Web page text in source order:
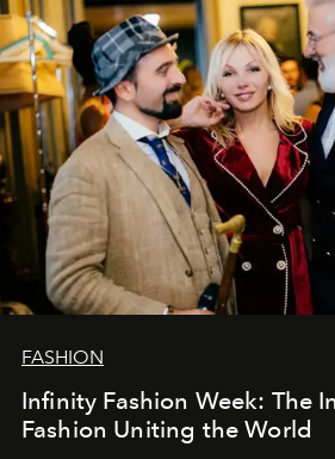
FASHION
Infinity Fashion Week: The
Fashion Uniting the World